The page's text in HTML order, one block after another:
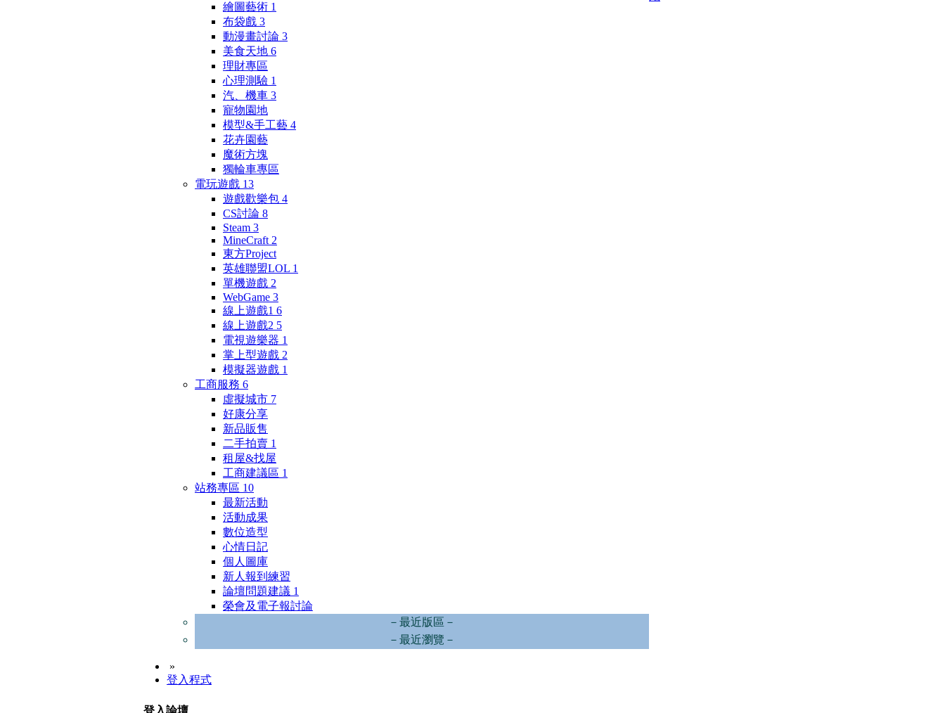
繪圖藝術 1
布袋戲 3
動漫畫討論 3
美食天地 6
理財專區
心理測驗 1
汽、機車 3
寵物園地
模型&手工藝 4
花卉園藝
魔術方塊
獨輪車專區
電玩遊戲 13
遊戲歡樂包 4
CS討論 8
Steam 3
MineCraft 2
東方Project
英雄聯盟LOL 1
單機遊戲 2
WebGame 3
線上遊戲1 6
線上遊戲2 5
電視遊樂器 1
掌上型遊戲 2
模擬器遊戲 1
工商服務 6
虛擬城市 7
好康分享
新品販售
二手拍賣 1
租屋&找屋
工商建議區 1
站務專區 10
最新活動
活動成果
數位造型
心情日記
個人圖庫
新人報到練習
論壇問題建議 1
榮會及電子報討論
－最近版區－
－最近瀏覽－
»
登入程式
登入論壇